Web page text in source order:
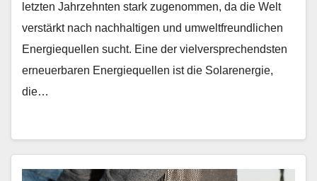
letzten Jahrzehnten stark zugenommen, da die Welt
verstärkt nach nachhaltigen und umweltfreundlichen
Energiequellen sucht. Eine der vielversprechendsten
erneuerbaren Energiequellen ist die Solarenergie,
die…